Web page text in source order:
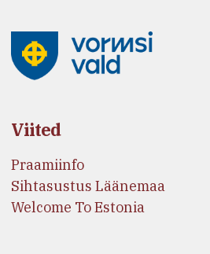
Viited
Praamiinfo
Sihtasustus Läänemaa
Welcome To Estonia